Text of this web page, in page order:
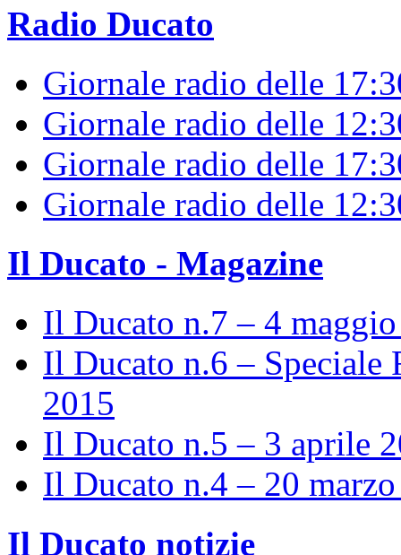
Radio Ducato
Giornale radio delle
Giornale radio delle
Giornale radio delle
Giornale radio delle
Il Ducato - Magazine
Il Ducato n.7 – 4
Il Ducato n.6 – Speciale
2015
Il Ducato n.5 – 3 aprile
Il Ducato n.4 – 20
Il Ducato notizie